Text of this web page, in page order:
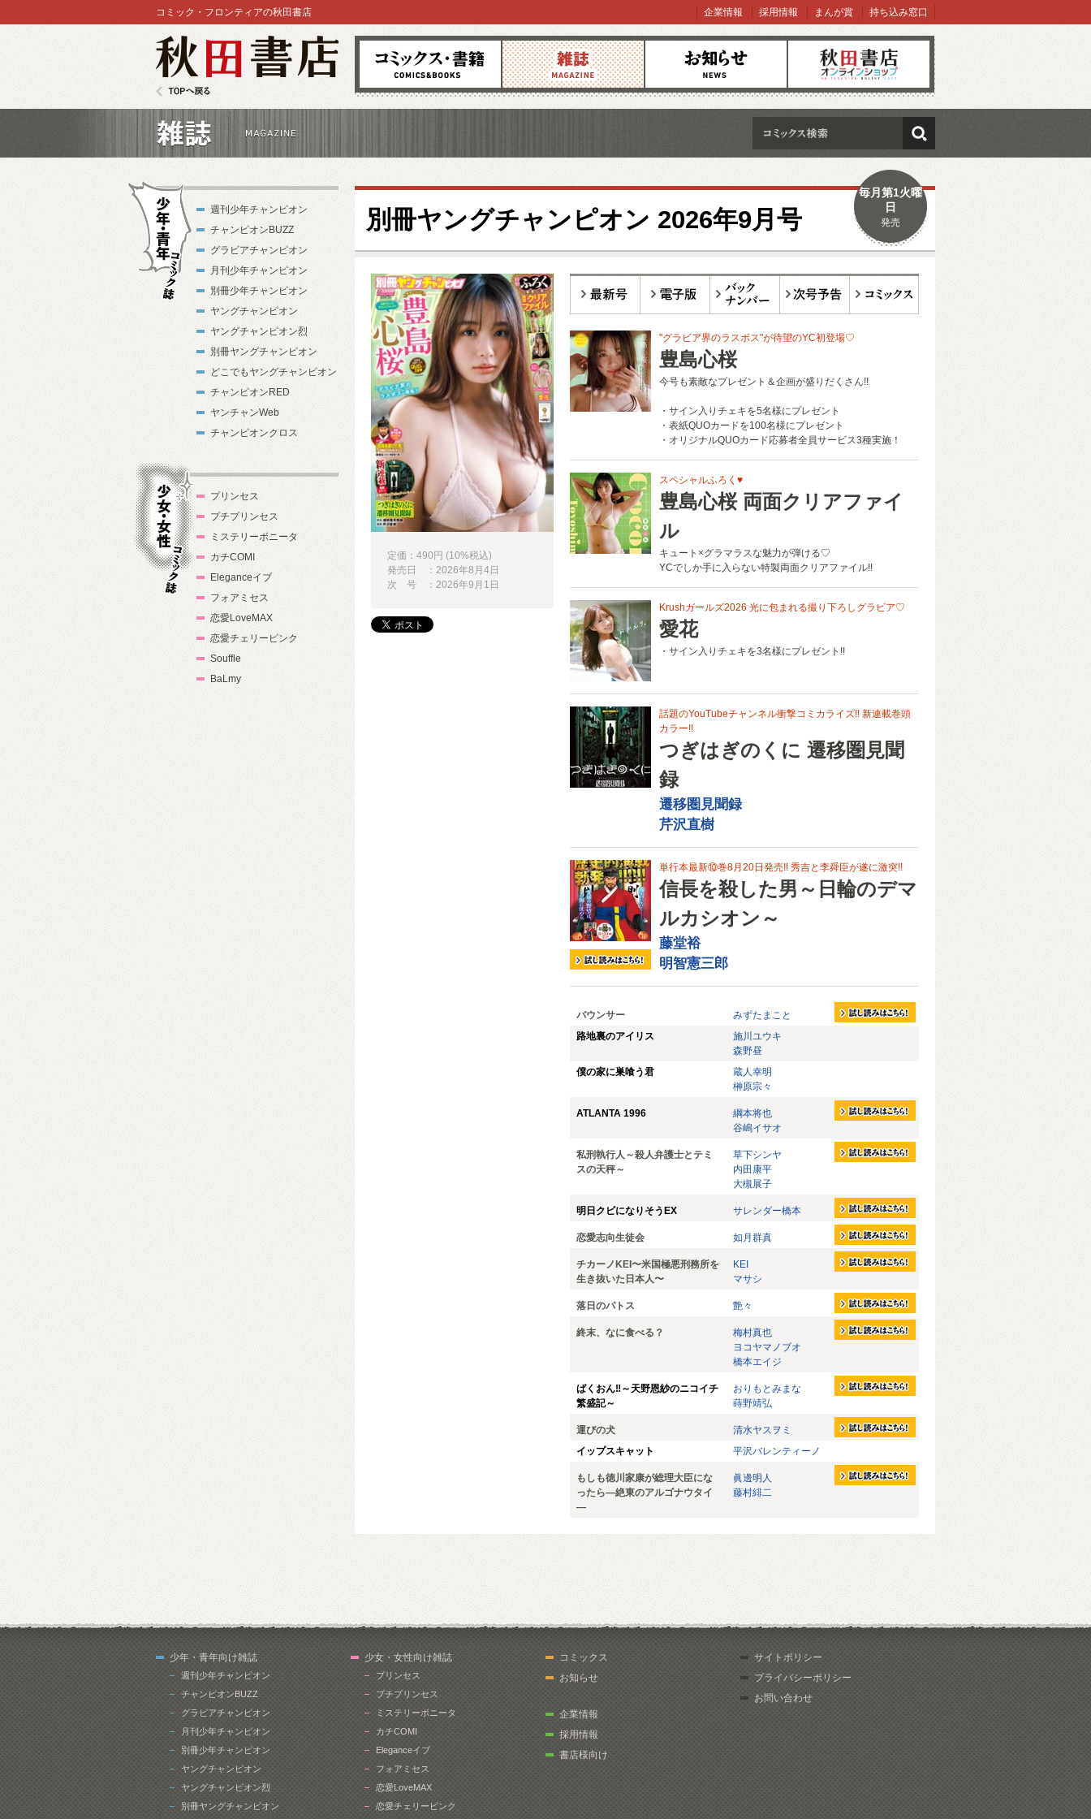
コミックス 雑誌 お知らせ オンラインショップ
コミック・フロンティアの秋田書店 企業情報 採用情報 まんが賞 持ち込み窓口
検索
別冊ヤングチャンピオン 2026年9月号
毎月第1火曜
日
発売
"グラビア界のラスボス"が待望のYC初登場♡
豊島心桜
今号も素敵なプレゼント＆企画が盛りだくさん!!
・サイン入りチェキを5名様にプレゼント
・表紙QUOカードを100名様にプレゼント
・オリジナルQUOカード応募者全員サービス3種実施！
スペシャルふろく♥
豊島心桜 両面クリアファイ
ル
キュート×グラマラスな魅力が弾ける♡
YCでしか手に入らない特製両面クリアファイル!!
Krushガールズ2026 光に包まれる撮り下ろしグラビア♡
愛花
・サイン入りチェキを3名様にプレゼント!!
話題のYouTubeチャンネル衝撃コミカライズ!! 新連載巻頭
カラー!!
つぎはぎのくに 遷移圏見聞
録
遷移圏見聞録
芹沢直樹
単行本最新⑩巻8月20日発売!! 秀吉と李舜臣が遂に激突!!
信長を殺した男～日輪のデマ
ルカシオン～
藤堂裕
明智憲三郎
バウンサー
みずたまこと
路地裏のアイリス
施川ユウキ
森野昼
僕の家に巣喰う君
蔵人幸明
榊原宗々
ATLANTA 1996
綱本将也
谷嶋イサオ
私刑執行人～殺人弁護士とテミ
スの天秤～
草下シンヤ
内田康平
大槻展子
明日クビになりそうEX サレンダー橋本
恋愛志向生徒会 如月群真
チカーノKEI〜米国極悪刑務所を
生き抜いた日本人〜
KEI
マサシ
落日のパトス 艶々
終末、なに食べる？
梅村真也
ヨコヤマノブオ
橋本エイジ
ばくおん‼～天野恩紗のニコイチ
繁盛記～
おりもとみまな
蒔野靖弘
運びの犬
清水ヤスヲミ
イップスキャット
平沢バレンティーノ
もしも徳川家康が総理大臣にな
ったら―絶東のアルゴナウタイ
―
眞邊明人
藤村緋二
定価：490円 (10%税込)
発売日 ：2026年8月4日
次 号 ：2026年9月1日
少年・青年コ
週刊少年チャンピオン
チャンピオンBUZZ
グラビアチャンピオン
月刊少年チャンピオン
別冊少年チャンピオン
ヤングチャンピオン
ヤングチャンピオン烈
別冊ヤングチャンピオン
どこでもヤングチャンピオン
チャンピオンRED
ヤンチャンWeb
チャンピオンクロス
ミック誌
プリンセス
プチプリンセス
ミステリーボニータ
カチCOMI
Eleganceイブ
フォアミセス
恋愛LoveMAX
恋愛チェリーピンク
Souffle
BaLmy
少年・青年向け雑誌
週刊少年チャンピオン
チャンピオンBUZZ
グラビアチャンピオン
月刊少年チャンピオン
別冊少年チャンピオン
ヤングチャンピオン
ヤングチャンピオン烈
別冊ヤングチャンピオン
少女・女性向け雑誌
プリンセス
プチプリンセス
ミステリーボニータ
カチCOMI
Eleganceイブ
フォアミセス
恋愛LoveMAX
恋愛チェリーピンク
コミックス
お知らせ
企業情報
採用情報
書店様向け
サイトポリシー
プライバシーポリシー
お問い合わせ